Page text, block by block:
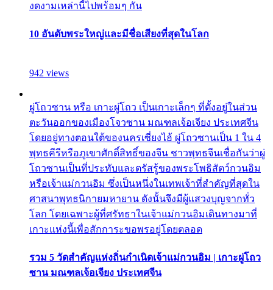
งดงามเหล่านี้ไปพร้อมๆ กัน
10 อันดับพระใหญ่และมีชื่อเสียงที่สุดในโลก
942 views
ผู่โถวซาน หรือ เกาะผู่โถว เป็นเกาะเล็กๆ ที่ตั้งอยู่ในส่วน
ตะวันออกของเมืองโจวซาน มณฑลเจ้อเจียง ประเทศจีน
โดยอยู่ทางตอนใต้ของนครเซี่ยงไฮ้ ผู่โถวซานเป็น 1 ใน 4
พุทธคีรีหรือภูเขาศักดิ์สิทธิ์ของจีน ชาวพุทธจีนเชื่อกันว่าผู่
โถวซานเป็นที่ประทับและตรัสรู้ของพระโพธิสัตว์กวนอิม
หรือเจ้าแม่กวนอิม ซึ่งเป็นหนึ่งในเทพเจ้าที่สำคัญที่สุดใน
ศาสนาพุทธนิกายมหายาน ดังนั้นจึงมีผู้แสวงบุญจากทั่ว
โลก โดยเฉพาะผู้ที่ศรัทธาในเจ้าแม่กวนอิมเดินทางมาที่
เกาะแห่งนี้เพื่อสักการะขอพรอยู่โดยตลอด
รวม 5 วัดสำคัญแห่งถิ่นกำเนิดเจ้าแม่กวนอิม | เกาะผู่โถว
ซาน มณฑลเจ้อเจียง ประเทศจีน